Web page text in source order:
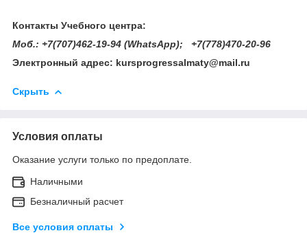
Контакты Учебного центра:
Моб.: +7(707)462-19-94 (WhatsApp); +7(778)470-20-96
Электронный адрес: kursprogressalmaty@mail.ru
Скрыть
Условия оплаты
Оказание услуги только по предоплате.
Наличными
Безналичный расчет
Все условия оплаты